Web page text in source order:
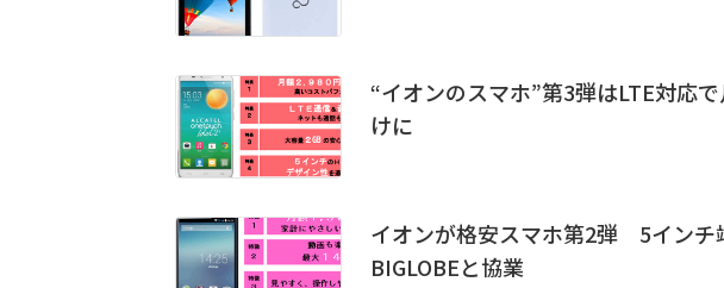
“イオンのスマホ”第3弾はLTE対応
けに
イオンが格安スマホ第2弾 5インチ
BIGLOBEと協業